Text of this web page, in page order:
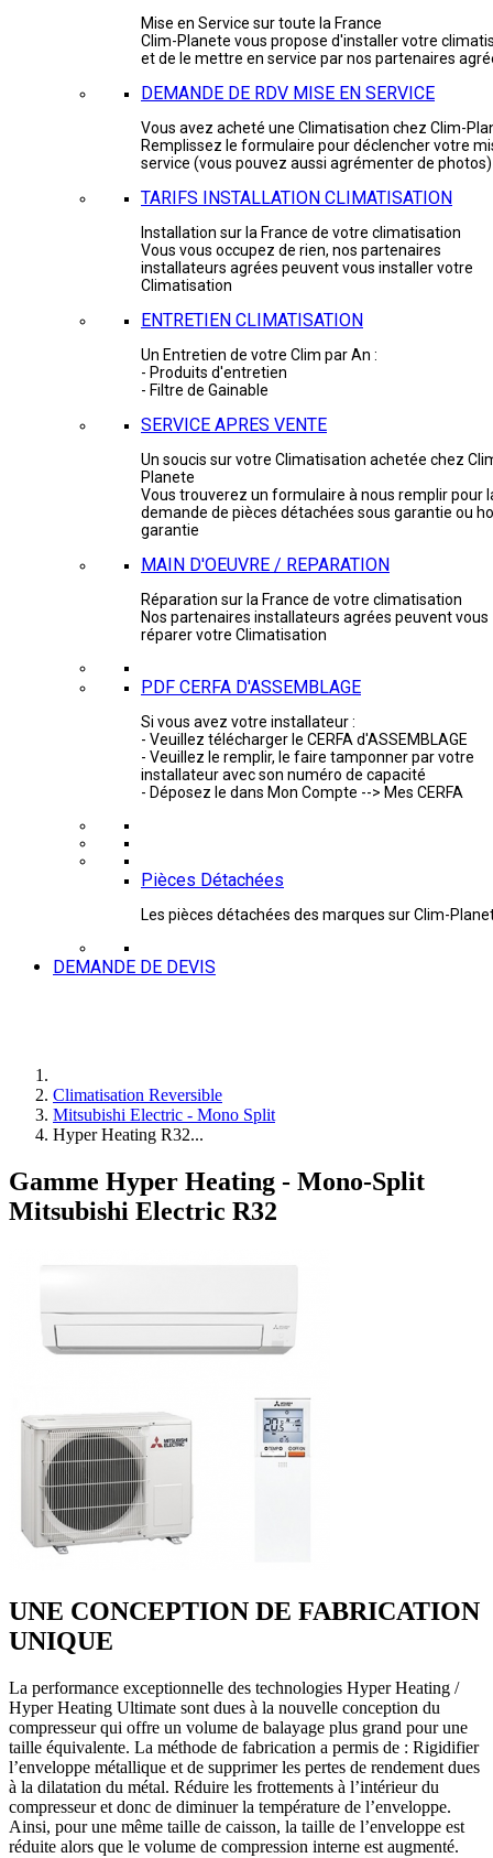
Mise en Service sur toute la France
Clim-Planete vous propose d'installer votre
et de le mettre en service par nos partenaires
DEMANDE DE RDV MISE EN SERVICE
Vous avez acheté une Climatisation chez Clim-
Remplissez le formulaire pour déclencher votre
service (vous pouvez aussi agrémenter de photos)
TARIFS INSTALLATION CLIMATISATION
Installation sur la France de votre climatisation
Vous vous occupez de rien, nos partenaires
installateurs agrées peuvent vous installer votre
Climatisation
ENTRETIEN CLIMATISATION
Un Entretien de votre Clim par An :
- Produits d'entretien
- Filtre de Gainable
SERVICE APRES VENTE
Un soucis sur votre Climatisation achetée chez
Planete
Vous trouverez un formulaire à nous remplir pour
demande de pièces détachées sous garantie ou
garantie
MAIN D'OEUVRE / REPARATION
Réparation sur la France de votre climatisation
Nos partenaires installateurs agrées peuvent vous
réparer votre Climatisation
PDF CERFA D'ASSEMBLAGE
Si vous avez votre installateur :
- Veuillez télécharger le CERFA d'ASSEMBLAGE
- Veuillez le remplir, le faire tamponner par votre
installateur avec son numéro de capacité
- Déposez le dans Mon Compte --> Mes CERFA
Pièces Détachées
Les pièces détachées des marques sur Clim-
DEMANDE DE DEVIS
Climatisation Reversible
Mitsubishi Electric - Mono Split
Hyper Heating R32...
Gamme Hyper Heating - Mono-Split
Mitsubishi Electric R32
UNE CONCEPTION DE FABRICATION
UNIQUE
La performance exceptionnelle des technologies Hyper Heating /
Hyper Heating Ultimate sont dues à la nouvelle conception du
compresseur qui offre un volume de balayage plus grand pour une
taille équivalente. La méthode de fabrication a permis de : Rigidifier
l’enveloppe métallique et de supprimer les pertes de rendement dues
à la dilatation du métal. Réduire les frottements à l’intérieur du
compresseur et donc de diminuer la température de l’enveloppe.
Ainsi, pour une même taille de caisson, la taille de l’enveloppe est
réduite alors que le volume de compression interne est augmenté.